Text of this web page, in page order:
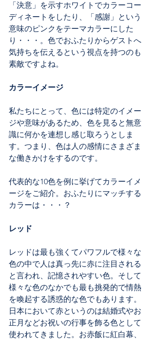
「決意」を示すホワイトでカラーコー
ディネートをしたり、「感謝」という
意味のピンクをテーマカラーにした
り・・・。色でおふたりからゲストへ
気持ちを伝えるという視点を持つのも
素敵ですよね。
カラーイメージ
私たちにとって、色には特定のイメー
ジや意味があるため、色を見ると無意
識に何かを連想し感じ取ろうとしま
す。つまり、色は人の感情にさまざま
な働きかけをするのです。
代表的な10色を例に挙げてカラーイメ
ージをご紹介。おふたりにマッチする
カラーは・・・？
レッド
レッドは最も強くてパワフルで様々な
色の中で人は真っ先に赤に注目される
と言われ、記憶されやすい色。そして
様々な色のなかでも最も挑発的で情熱
を喚起する誘惑的な色でもあります。
日本において赤というのは結婚式やお
正月などお祝いの行事を飾る色として
使われてきました。お赤飯に紅白幕、